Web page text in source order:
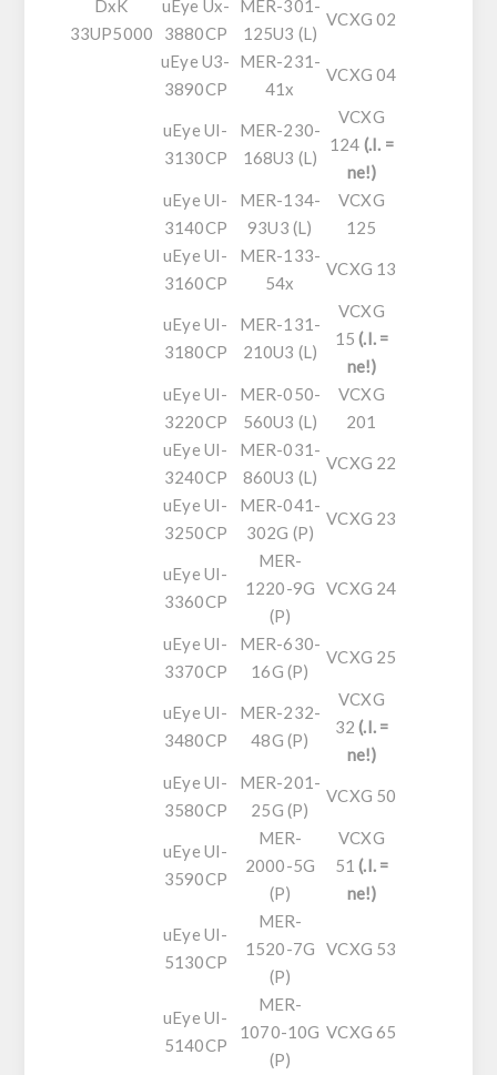
DxK
33UP5000
uEye Ux-
3880CP
MER-301-
125U3 (L)
VCXG 02
uEye U3-
3890CP
MER-231-
41x
VCXG 04
uEye UI-
3130CP
MER-230-
168U3 (L)
VCXG
124 (.I. =
ne!)
uEye UI-
3140CP
MER-134-
93U3 (L)
VCXG
125
uEye UI-
3160CP
MER-133-
54x
VCXG 13
uEye UI-
3180CP
MER-131-
210U3 (L)
VCXG
15(.I. =
ne!)
uEye UI-
3220CP
MER-050-
560U3 (L)
VCXG
201
uEye UI-
3240CP
MER-031-
860U3 (L)
VCXG 22
uEye UI-
3250CP
MER-041-
302G (P)
VCXG 23
uEye UI-
3360CP
MER-
1220-9G
(P)
VCXG 24
uEye UI-
3370CP
MER-630-
16G (P)
VCXG 25
uEye UI-
3480CP
MER-232-
48G (P)
VCXG
32(.I. =
ne!)
uEye UI-
3580CP
MER-201-
25G (P)
VCXG 50
uEye UI-
3590CP
MER-
2000-5G
(P)
VCXG
51(.I. =
ne!)
uEye UI-
5130CP
MER-
1520-7G
(P)
VCXG 53
uEye UI-
5140CP
MER-
1070-10G
(P)
VCXG 65